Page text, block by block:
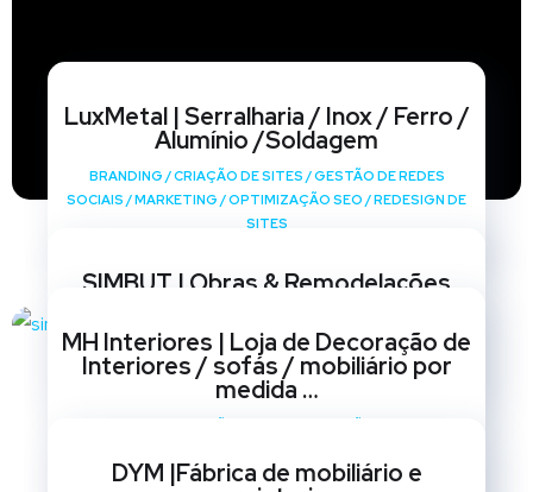
LuxMetal | Serralharia / Inox / Ferro /
Alumínio /Soldagem
BRANDING /CRIAÇÃO DE SITES /GESTÃO DE REDES
SOCIAIS /MARKETING /OPTIMIZAÇÃO SEO /REDESIGN DE
SITES
SIMBUT | Obras & Remodelações
SOCIAIS /MARKETING OPTIMIZAÇÃO SEO/ REDESIGN DE
SITES
MH Interiores | Loja de Decoração de
Interiores / sofás / mobiliário por
medida …
SITES
DYM |Fábrica de mobiliário e